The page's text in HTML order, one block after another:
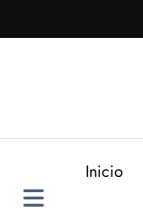
al
Inicio